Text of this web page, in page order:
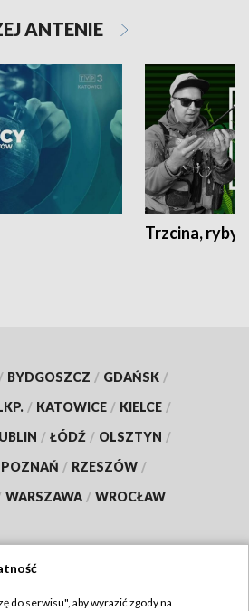
ANTENIE
Trzcina, ryby
/ BYDGOSZCZ / GDAŃSK /
/ KATOWICE / KIELCE /
/ ŁÓDŹ / OLSZTYN /
POZNAŃ / RZESZÓW /
WARSZAWA / WROCŁAW
do serwisu", aby wyrazić zgody na